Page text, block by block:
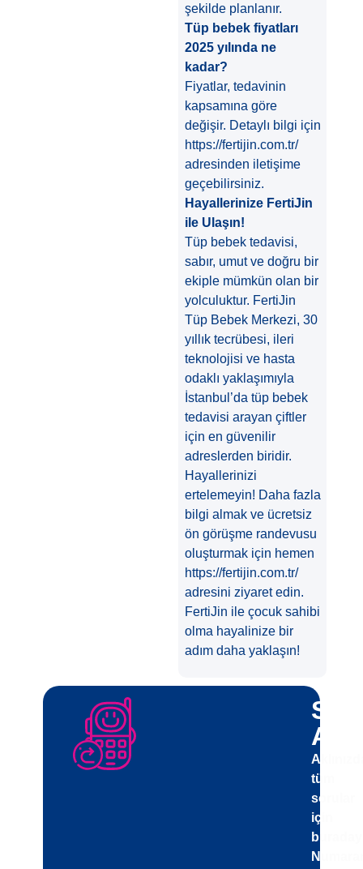
şekilde planlanır.
Tüp bebek fiyatları
2025 yılında ne
kadar?
Fiyatlar, tedavinin
kapsamına göre
değişir. Detaylı bilgi için
https://fertijin.com.tr/
adresinden iletişime
geçebilirsiniz.
Hayallerinize FertiJin
ile Ulaşın!
Tüp bebek tedavisi,
sabır, umut ve doğru bir
ekiple mümkün olan bir
yolculuktur. FertiJin
Tüp Bebek Merkezi, 30
yıllık tecrübesi, ileri
teknolojisi ve hasta
odaklı yaklaşımıyla
İstanbul’da tüp bebek
tedavisi arayan çiftler
için en güvenilir
adreslerden biridir.
Hayallerinizi
ertelemeyin! Daha fazla
bilgi almak ve ücretsiz
ön görüşme randevusu
oluşturmak için hemen
https://fertijin.com.tr/
adresini ziyaret edin.
FertiJin ile çocuk sahibi
olma hayalinize bir
adım daha yaklaşın!
Sizi
tüm
sorular
için